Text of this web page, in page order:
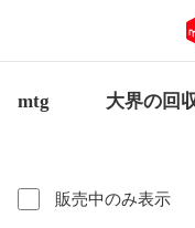
mtg 大界の回
販売中のみ表示